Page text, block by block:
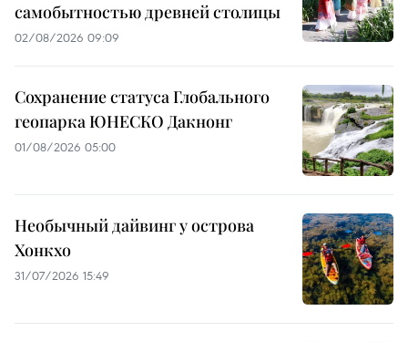
самобытностью древней столицы
02/08/2026 09:09
Сохранение статуса Глобального
геопарка ЮНЕСКО Дакнонг
01/08/2026 05:00
Необычный дайвинг у острова
Хонкхо
31/07/2026 15:49